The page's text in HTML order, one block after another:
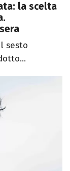
la scelta
sesto